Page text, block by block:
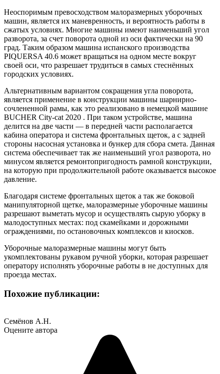
Неоспоримым превосходством малоразмерных уборочных
машин, является их маневренность, и вероятность работы в
сжатых условиях. Многие машины имеют наименьший угол
разворота, за счет поворота одной из оси фактически на 90
град. Таким образом машина испанского производства
PIQUERSA 40.6 может вращаться на одном месте вокруг
своей оси, что разрешает трудиться в самых стеснённых
городских условиях.
Альтернативным вариантом сокращения угла поворота,
является применение в конструкции машины шарнирно-
сочлененной рамы, как это реализовано в немецкой машине
BUCHER City-cat 2020 . При таком устройстве, машина
делится на две части — в передней части располагается
кабина оператора и система фронтальных щеток, а с задней
стороны насосная установка и бункер для сбора смета. Данная
система обеспечивает так же наименьший угол разворота, но
минусом является ремонтопригодность рамной конструкции,
на которую при продолжительной работе оказывается высокое
давление.
Благодаря системе фронтальных щеток а так же боковой
манипуляторной щетке, малоразмерные уборочные машины
разрешают выметать мусор и осуществлять сырую уборку в
малодоступных местах: под скамейками и дорожными
ограждениями, по остановочных комплексов и киосков.
Уборочные малоразмерные машины могут быть
укомплектованы рукавом ручной уборки, которая разрешает
оператору исполнять уборочные работы в не доступных для
проезда местах.
Похожие публикации:
Семёнов А.Н.
Оцените автора